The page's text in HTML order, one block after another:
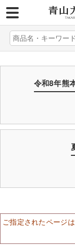
令和8年熊
ご指定されたページ